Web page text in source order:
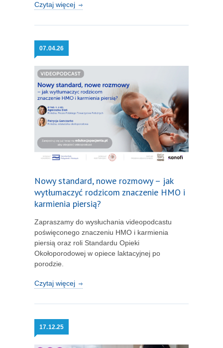
Czytaj więcej
07.04.26
Nowy standard, nowe rozmowy – jak
wytłumaczyć rodzicom znaczenie HMO i
karmienia piersią?
Zapraszamy do wysłuchania videopodcastu
poświęconego znaczeniu HMO i karmienia
piersią oraz roli Standardu Opieki
Okołoporodowej w opiece laktacyjnej po
porodzie.
Czytaj więcej
17.12.25